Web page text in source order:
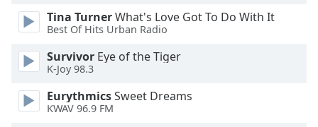
window.
Text
Color
Opacity
Tina TurnerWhat's Love Got To Do With It
Best Of Hits Urban Radio
Survivor Eye of the Tiger
K-Joy 98.3
EurythmicsSweet Dreams
KWAV 96.9 FM